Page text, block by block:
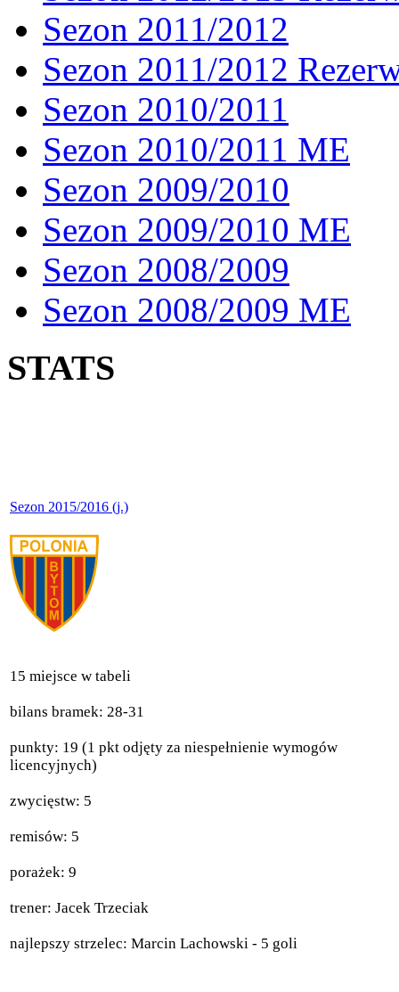
Sezon 2011/2012
Sezon 2011/2012
Sezon 2010/2011
Sezon 2010/2011 ME
Sezon 2009/2010
Sezon 2009/2010 ME
Sezon 2008/2009
Sezon 2008/2009 ME
STATS
Sezon 2015/2016 (j.)
15 miejsce w tabeli
bilans bramek: 28-31
punkty: 19 (1 pkt odjęty za niespełnienie wymogów
licencyjnych)
zwycięstw: 5
remisów: 5
porażek: 9
trener: Jacek Trzeciak
najlepszy strzelec: Marcin Lachowski - 5 goli